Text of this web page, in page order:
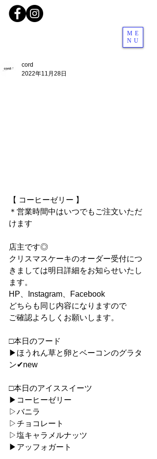
ME
NU
cord
2022年11月28日
【 コーヒーゼリー 】
＊営業時間中はいつでもご注文いただ
けます
店主です◎
クリスマスケーキのオーダー受付につ
きましては明日詳細をお知らせいたし
ます。
HP、Instagram、Facebook
どちらも同じ内容になりますので
ご確認よろしくお願いします。
□本日のフード
▶︎ほうれん草と卵とベーコンのグラタ
ン✔︎new
□本日のアイススイーツ
▶︎コーヒーゼリー
▷バニラ
▷チョコレート
▷塩キャラメルナッツ
▶︎アッフォガート